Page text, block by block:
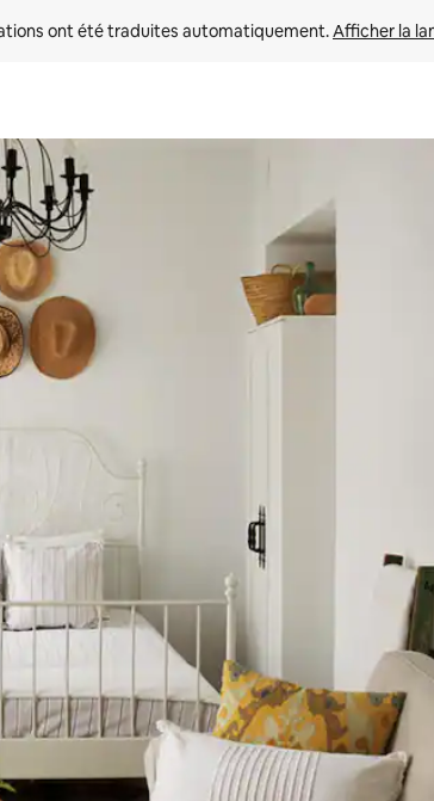
ont été traduites automatiquement. Afficher la
et vers le bas pour les parcourir ou en appuyant et en